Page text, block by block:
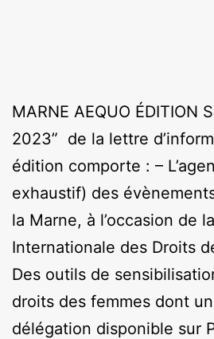
MARNE AEQUO ÉDITION
2023” de la lettre
édition comporte : –
exhaustif) des
la Marne, à l’occasion de
Internationale des Droits
Des outils de
droits des femmes dont
délégation disponible sur